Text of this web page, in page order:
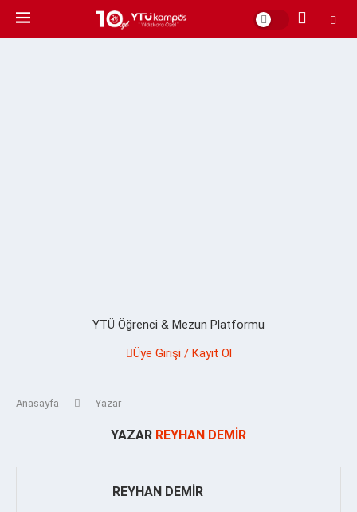
YTÜ Öğrenci & Mezun Platformu
Üye Girişi / Kayıt Ol
Anasayfa Yazar
YAZAR REYHAN DEMIR
REYHAN DEMIR